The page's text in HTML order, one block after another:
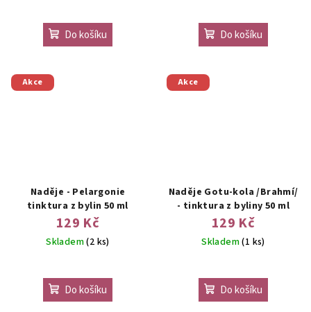
Do košíku Do košíku
Akce
Naděje - Pelargonie
tinktura z bylin 50 ml
129 Kč
Skladem(2 ks)
Do košíku
Akce
Naděje Gotu-kola /Brahmí/
- tinktura z byliny 50 ml
129 Kč
Skladem(1 ks)
Do košíku